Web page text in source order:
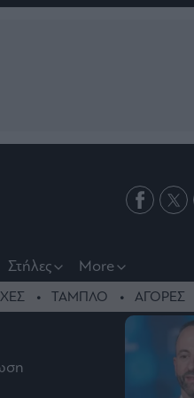
Στήλες More
ΤΑΜΠΛΟ ΑΓΟΡΕΣ